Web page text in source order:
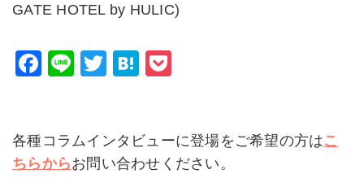
GATE HOTEL by HULIC)
F
e
b
Li
T
er
H
n
a
k
et
各種コラムインタビューに登場をご希望の方はこ
ちらからお問い合わせください。